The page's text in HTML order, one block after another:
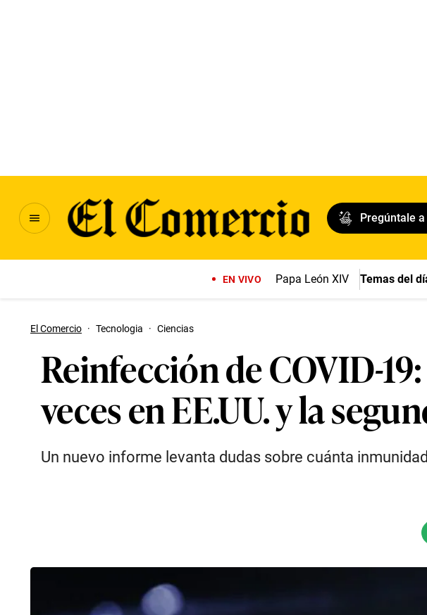
Pregúntale
EN VIVO Papa León XIV Temas del
El Comercio · Tecnologia · Ciencias
Reinfección de COVID-
veces en EE.UU. y la
Un nuevo informe levanta dudas sobre cuánta